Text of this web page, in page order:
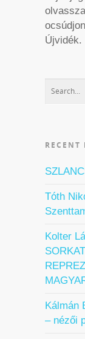
Újvidék.
RECENT
Tóth
Kolter
Kálmán
– nézői